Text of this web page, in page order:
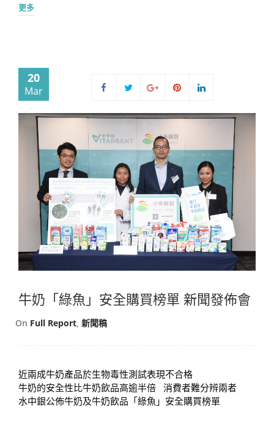
更多
20
Mar
牛奶「綠魚」安全購買榜單 新聞發佈會
On Full Report, 新聞稿
近兩成牛奶產品於生物毒性測試表現不合格
牛奶的安全性比牛奶飲品高逾半倍 消費者難分辨兩者
水中銀公佈牛奶及牛奶飲品「綠魚」安全購買榜單